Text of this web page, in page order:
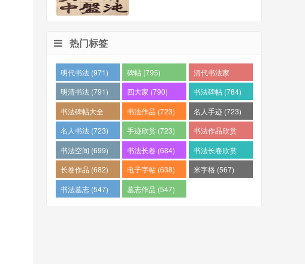
热门标签
明代书法 (971) 碑帖 (795)
清代书法家
(794)
明清书法 (791) 四大家 (790)
书法碑帖 (784)
书法碑帖大全
(784)
书法作品 (723)
名人手迹 (723)
名人书法 (723)
手迹欣赏 (723)
书法作品欣赏
(710)
书法空间 (699) 书法长卷 (684)
书法长卷欣赏
(682)
长卷作品 (682) 电子字帖 (638)
米字格 (567)
书法墓志 (547)
墓志作品 (547)